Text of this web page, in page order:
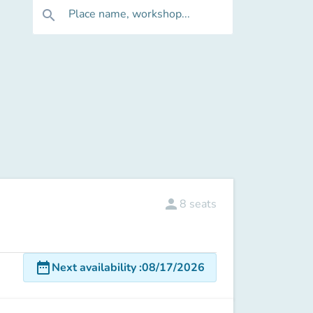
search Place name, workshop...
person 8 seats
date_rangeNext availability:08/17/2026